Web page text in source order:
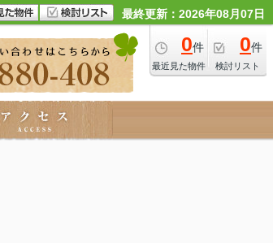
最終更新：2026年08月07日
0件
最近見た物件
0件
検討リスト